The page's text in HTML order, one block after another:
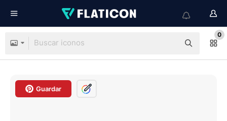
0
Guardar